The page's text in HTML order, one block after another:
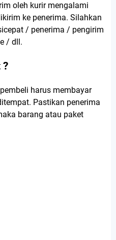
oleh kurir mengalami
ke penerima. Silahkan
/ penerima / pengirim
/ dll.
?
harus membayar
Pastikan penerima
barang atau paket